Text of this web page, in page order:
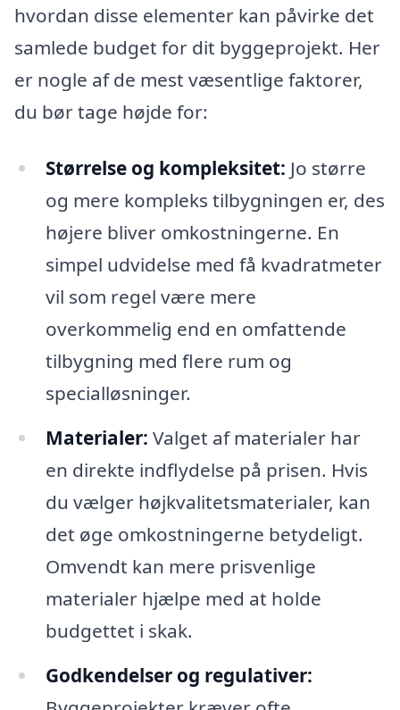
hvordan disse elementer kan påvirke det
samlede budget for dit byggeprojekt. Her
er nogle af de mest væsentlige faktorer,
du bør tage højde for:
Størrelse og kompleksitet: Jo større
og mere kompleks tilbygningen er, des
højere bliver omkostningerne. En
simpel udvidelse med få kvadratmeter
vil som regel være mere
overkommelig end en omfattende
tilbygning med flere rum og
specialløsninger.
Materialer: Valget af materialer har
en direkte indflydelse på prisen. Hvis
du vælger højkvalitetsmaterialer, kan
det øge omkostningerne betydeligt.
Omvendt kan mere prisvenlige
materialer hjælpe med at holde
budgettet i skak.
Godkendelser og regulativer: